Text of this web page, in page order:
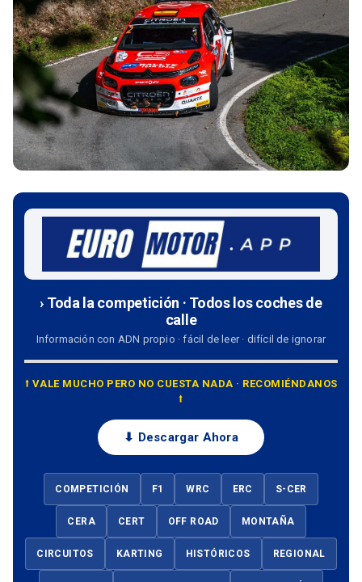
› Toda la competición · Todos los coches de
calle
Información con ADN propio · fácil de leer · difícil de ignorar
⭡ VALE MUCHO PERO NO CUESTA NADA · RECOMIÉNDANOS
⭡
⬇ Descargar Ahora
COMPETICIÓN F1 WRC ERC S-CER
CERA CERT OFF ROAD MONTAÑA
CIRCUITOS KARTING HISTÓRICOS REGIONAL